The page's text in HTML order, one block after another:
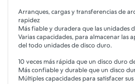
Arranques, cargas y transferencias de
rapidez
Más fiable y duradera que las unidades
Varias capacidades, para almacenar las
del todo unidades de disco duro.
10 veces más rápida que un disco duro
Más confiable y durable que un disco
Múltiples capacidades para satisfacer